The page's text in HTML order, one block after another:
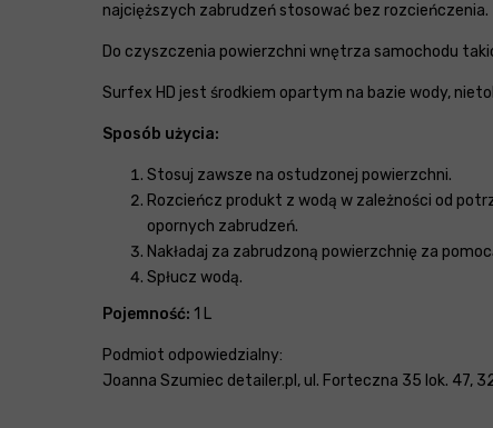
najcięższych zabrudzeń stosować bez rozcieńczenia.
Do czyszczenia powierzchni wnętrza samochodu
Surfex HD jest środkiem opartym na bazie wody,
Sposób użycia:
Stosuj zawsze na ostudzonej powierzchni.
Rozcieńcz produkt z wodą w zależności od
opornych zabrudzeń.
Nakładaj za zabrudzoną powierzchnię za
Spłucz wodą.
Pojemność: 1 L
Podmiot odpowiedzialny:
Joanna Szumiec detailer.pl, ul. Forteczna 35 lok. 47,